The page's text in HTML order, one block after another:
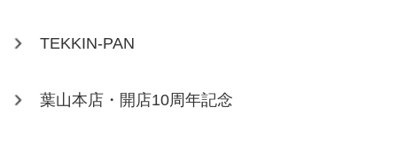
TEKKIN-PAN
葉山本店・開店10周年記念